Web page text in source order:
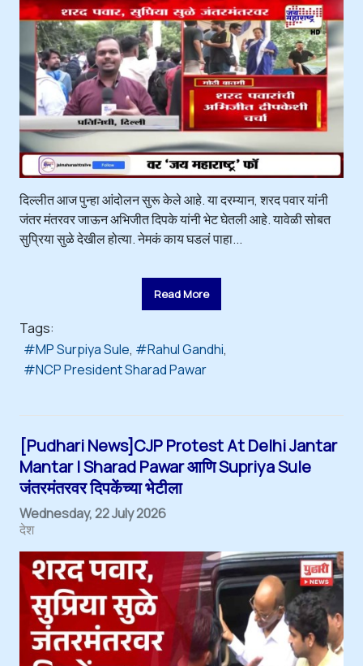
दिल्लीत आज पुन्हा आंदोलन सुरू केले आहे. या दरम्यान, शरद पवार यांनी
जंतर मंतरवर जाऊन अभिजीत दिपके यांनी भेट घेतली आहे. यावेळी सोबत
सुप्रिया सुळे देखील होत्या. नेमकं काय घडलं पाहा...
Read More
Tags:
MP Surpiya Sule
Rahul Gandhi
NCP President Sharad Pawar
[Pudhari News]CJP Protest At Delhi Jantar
Mantar | Sharad Pawar आणि Supriya Sule
जंतरमंतरवर दिपकेंच्या भेटीला
Wednesday, 22 July 2026
देश